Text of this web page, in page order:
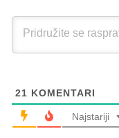
21 KOMENTARI
Najstariji